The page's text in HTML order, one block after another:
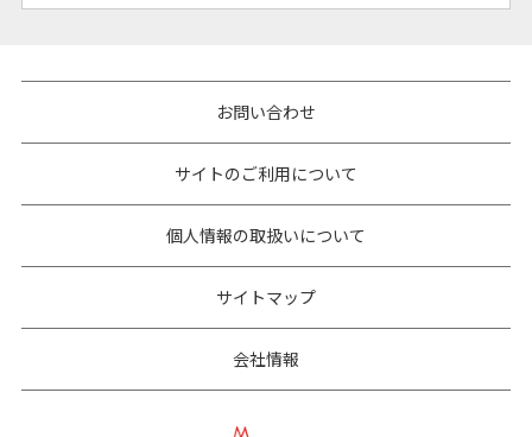
お問い合わせ
サイトのご利用について
個人情報の取扱いについて
サイトマップ
会社情報